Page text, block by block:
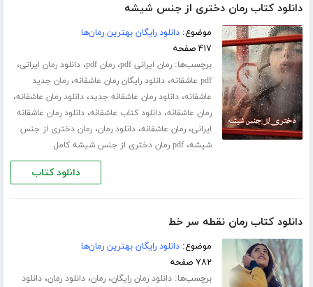
دانلود کتاب رمان دختری از جنس شیشه
موضوع:دانلود رایگان بهترین رمان‌ها
۴۱۷ صفحه
برچسب‌ها:رمان ایرانی pdf ،رمان pdf ،دانلود رمان ایرانی،
pdf عاشقانه ،دانلود رایگان رمان عاشقانه،رمان جدید
عاشقانه،دانلود رمان عاشقانه جدید،دانلود رمان عاشقانه،
رمان عاشقانه،دانلود کتاب عاشقانه،دانلود رمان عاشقانه
ایرانی،رمان عاشقانه،دانلود رمان،رمان دختری از جنس
شیشه،pdf رمان دختری از جنس شیشه کامل
دانلود کتاب
دانلود کتاب رمان نقطه سر خط
موضوع:دانلود رایگان بهترین رمان‌ها
۷۸۲ صفحه
برچسب‌ها:دانلود رمان رایگان،رمان،دانلود رمان،دانلود